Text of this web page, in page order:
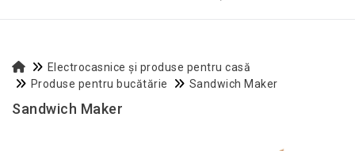
Electrocasnice și produse pentru casă
Produse pentru bucătărie
Sandwich Maker
Sandwich Maker